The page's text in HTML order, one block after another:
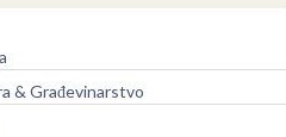
& Građevinarstvo